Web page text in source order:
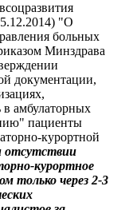
"О
больных
Минздрава
документации,
амбулаторных
пациенты
курортной
отсутствии
курортное
только через 2-3